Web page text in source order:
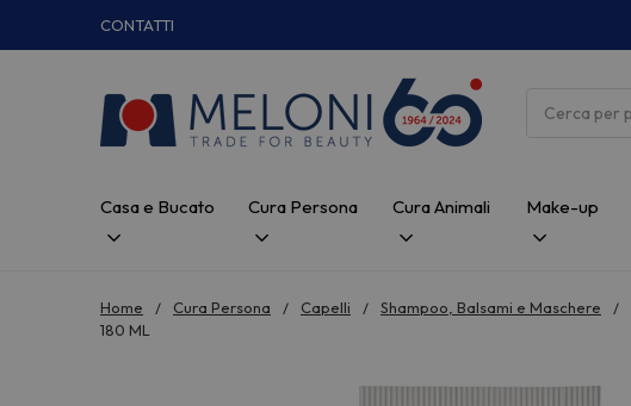
CONTATTI
Casa e Bucato Cura Persona Cura Animali Make-up
Home Cura Persona Capelli Shampoo, Balsami e Maschere
180 ML